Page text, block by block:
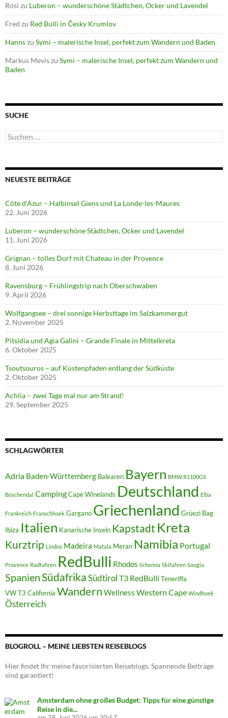
Rosi zu Luberon – wunderschöne Städtchen, Ocker und Lavendel
Fred zu Red Bulli in Česky Krumlov
Hannszu Symi – malerische Insel, perfekt zum Wandern und Baden
Markus Meviszu Symi – malerische Insel, perfekt zum Wandern und
Baden
SUCHE
Suchen
nach:
NEUESTE BEITRÄGE
Côte d‘Azur – Halbinsel Giens und La Londe-les-Maures
22. Juni 2026
Luberon – wunderschöne Städtchen, Ocker und Lavendel
11. Juni 2026
Grignan – tolles Dorf mit Chateau in der Provence
8. Juni 2026
Ravensburg – Frühlingstrip nach Oberschwaben
9. April 2026
Wolfgangsee – drei sonnige Herbsttage im Salzkammergut
2. November 2025
Pitsidia und Agia Galini – Grande Finale in Mittelkreta
6. Oktober 2025
Tsoutsouros – auf Küstenpfaden entlang der Südküste
2. Oktober 2025
Achlia – zwei Tage mal nur am Strand!
29. September 2025
SCHLAGWÖRTER
Adria Baden-Württemberg Balearen Bayern BMW R1100GS
Boschendal CampingCape Winelands Deutschland Elba
Frankreich Franschhoek Gargano Griechenland Grüezi Bag
Ibiza Italien Kanarische Inseln Kapstadt Kreta
Kurztrip Lindos Madeira Matala Meran Namibia Portugal
Provence Radfahren RedBulli Rhodos Schenna Skifahren Sougia
SpanienSüdafrikaSüdtirol T3 RedBulli Teneriffa
VW T3 California Wandern Wellness Western Cape Windhoek
Österreich
BLOGROLL – MEINE LIEBSTEN REISEBLOGS
Hier findet Ihr meine favorisierten Reiseblogs. Spannende Beiträge
sind garantiert!
Amsterdam ohne großes Budget: Tipps für eine günstige
Reise in die...